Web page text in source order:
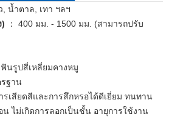
น้ำตาล, เทา ฯลฯ
： 400 มม. - 1500 มม. (สามารถปรับ
นรูปสี่เหลี่ยมคางหมู
ฐาน
เสียดสีและการสึกหรอได้ดีเยี่ยม ทนทาน
ไม่เกิดการลอกเป็นชั้น อายุการใช้งาน